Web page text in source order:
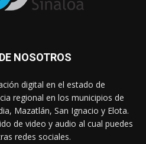
NOSOTROS
digital en el estado de
regional en los municipios de
Mazatlán, San Ignacio y Elota.
de video y audio al cual puedes
redes sociales.